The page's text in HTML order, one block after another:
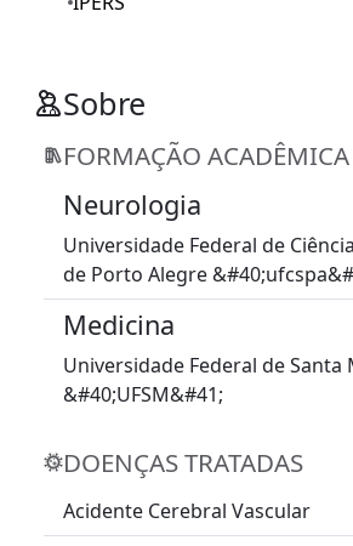
Sobre
FORMAÇÃO ACADÊMICA
Neurologia
Universidade Federal de
de Porto Alegre
Medicina
Universidade Federal de Santa
&#40;UFSM&#41;
DOENÇAS TRATADAS
Acidente Cerebral Vascular